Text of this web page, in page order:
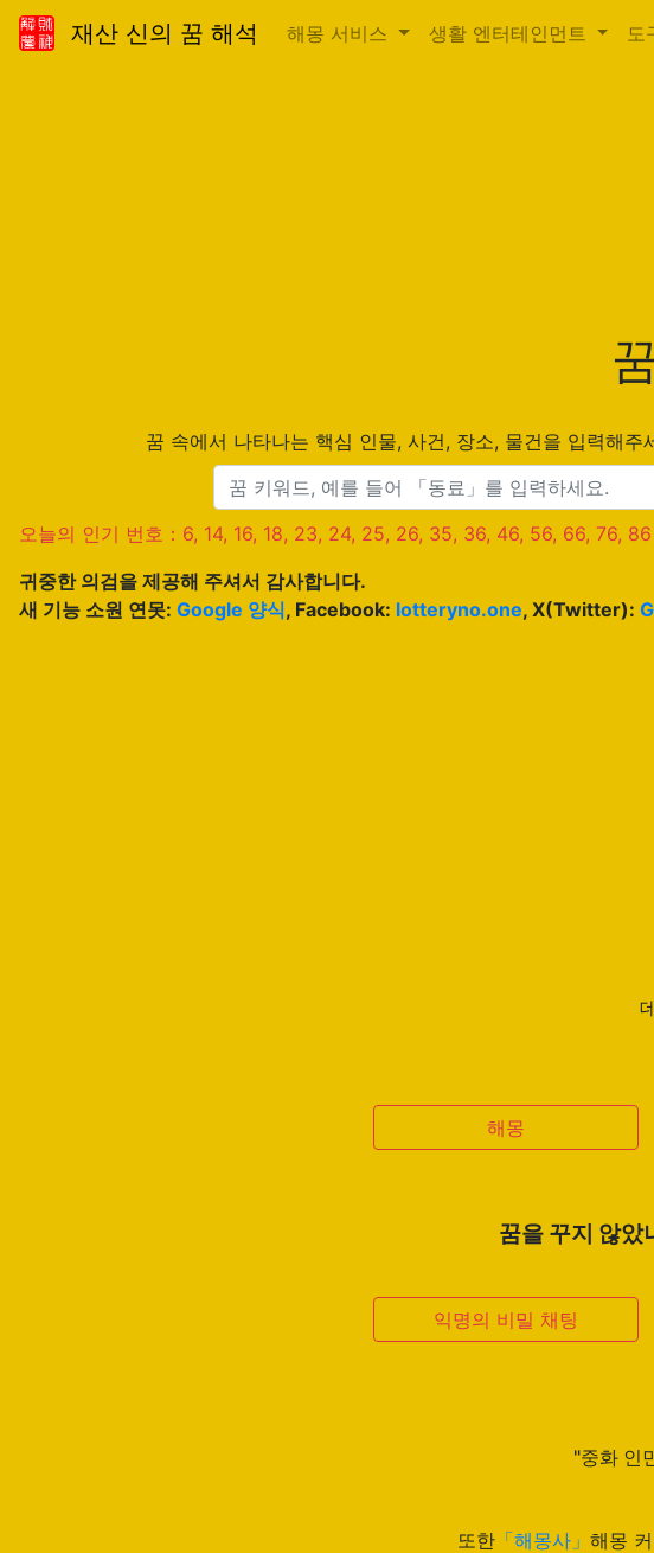
재산 신의 꿈 해석 해몽 서비스 생활 엔터테인먼트 도
꿈 속에서 나타나는 핵심 인물, 사건, 장소, 물건을 입력해주
오늘의 인기 번호：6, 14, 16, 18, 23, 24, 25, 26, 35, 36, 46, 56, 66, 76, 86
귀중한 의검을 제공해 주셔서 감사합니다.
새 기능 소원 연못: Google 양식, Facebook: lotteryno.one, X(Twitter):
해몽
꿈을 꾸지 않았
익명의 비밀 채팅
"중화 인
또한 「해몽사」 해몽